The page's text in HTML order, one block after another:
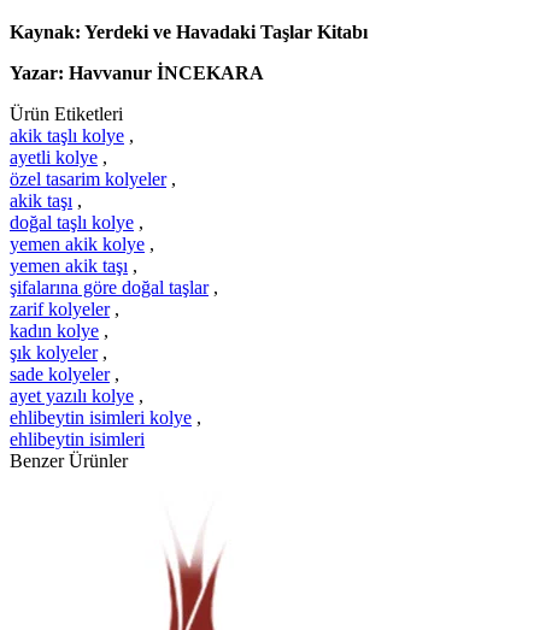
Kaynak: Yerdeki ve Havadaki Taşlar Kitabı
Yazar: Havvanur İNCEKARA
Ürün Etiketleri
akik taşlı kolye ,
ayetli kolye ,
özel tasarim kolyeler ,
akik taşı ,
doğal taşlı kolye ,
yemen akik kolye ,
yemen akik taşı ,
şifalarına göre doğal taşlar ,
zarif kolyeler ,
kadın kolye ,
şık kolyeler ,
sade kolyeler ,
ayet yazılı kolye ,
ehlibeytin isimleri kolye ,
ehlibeytin isimleri
Benzer Ürünler